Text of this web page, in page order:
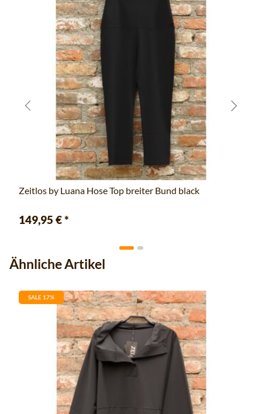
Zeitlos by Luana Hose Top breiter Bund black
149,95 €*
Ähnliche Artikel
SALE 17%